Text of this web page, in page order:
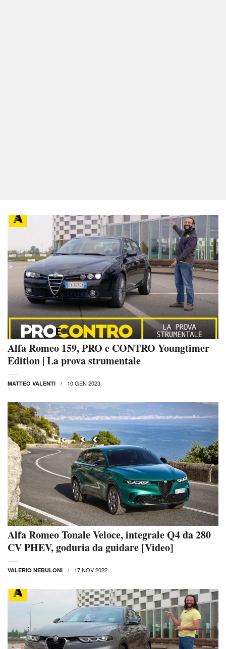
Alfa Romeo 159, PRO e CONTRO Youngtimer
Edition | La prova strumentale
MATTEO VALENTI 10 GEN 2023
Alfa Romeo Tonale Veloce, integrale Q4 da 280
CV PHEV, goduria da guidare [Video]
VALERIO NEBULONI 17 NOV 2022